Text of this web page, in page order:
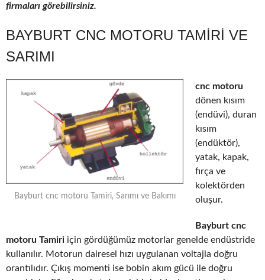
firmaları görebilirsiniz.
BAYBURT CNC MOTORU TAMIRI VE
SARIMI
Bayburt cnc motoru Tamiri, Sarımı ve Bakımı
cnc motoru
dönen kısım
(endüvi), duran
kısım
(endüktör),
yatak, kapak,
fırça ve
kolektörden
oluşur.
Bayburt cnc
motoru Tamiri için gördüğümüz motorlar genelde endüstride
kullanılır. Motorun dairesel hızı uygulanan voltajla doğru
orantılıdır. Çıkış momenti ise bobin akım gücü ile doğru